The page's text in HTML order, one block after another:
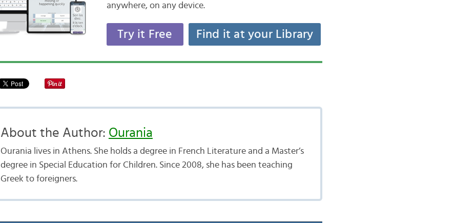
anywhere, on any device.
Try it Free Find it at your Library
About the Author: Ourania
Ourania lives in Athens. She holds a degree in French Literature and a Master’s
degree in Special Education for Children. Since 2008, she has been teaching
Greek to foreigners.